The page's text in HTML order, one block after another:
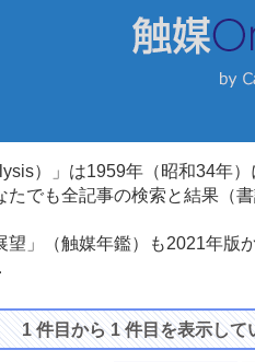
）」は1959年（昭和34年
たでも全記事の検索と結果（
望」（触媒年鑑）も2021年
1 件目から 1 件目を表示して